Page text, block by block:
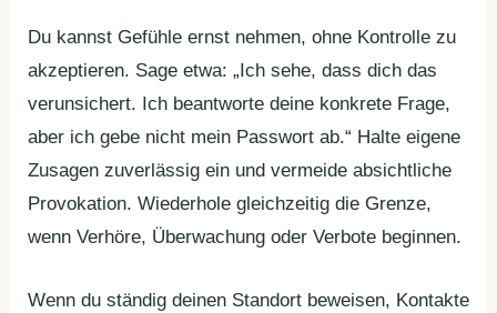
Du kannst Gefühle ernst nehmen, ohne Kontrolle zu
akzeptieren. Sage etwa: „Ich sehe, dass dich das
verunsichert. Ich beantworte deine konkrete Frage,
aber ich gebe nicht mein Passwort ab.“ Halte eigene
Zusagen zuverlässig ein und vermeide absichtliche
Provokation. Wiederhole gleichzeitig die Grenze,
wenn Verhöre, Überwachung oder Verbote beginnen.
Wenn du ständig deinen Standort beweisen, Kontakte